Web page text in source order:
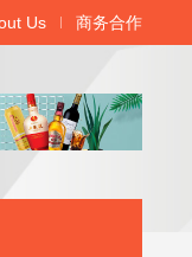
Us 商务合作